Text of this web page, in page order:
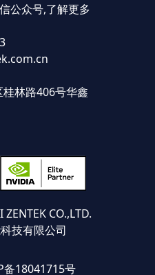
公众号,了解更多
林路406号华鑫
CO.,LTD.
技有限公司
备18041715号